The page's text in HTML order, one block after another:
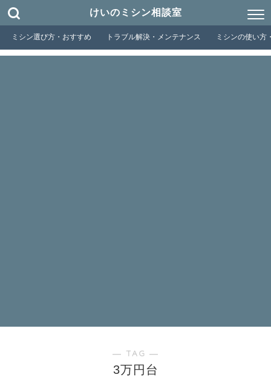
けいのミシン相談室
ミシン選び方・おすすめ トラブル解決・メンテナンス ミシンの使い方
― TAG ―
3万円台